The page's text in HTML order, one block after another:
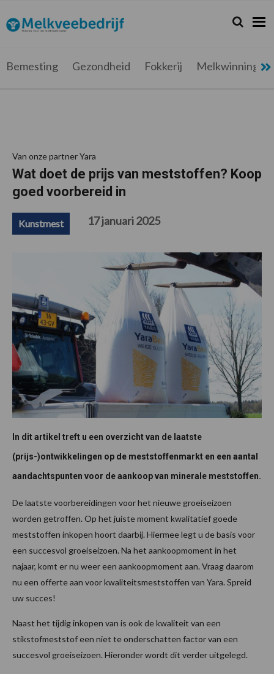
de
hoofdnavigatie
de
hoofd
de
eerste
de
voettekst
Melkveebedrijf.be
Nieuws
melkveehouder
Zoeken...
Zoek
Bemesting Gezondheid Fokkerij Melkwinning
Van onze partner Yara
Wat doet de prijs van meststoffen? Koop
goed voorbereid in
Kunstmest 17 januari 2025
In dit artikel treft u een overzicht van de laatste
(prijs-)ontwikkelingen op de meststoffenmarkt en een aantal
aandachtspunten voor de aankoop van minerale meststoffen.
De laatste voorbereidingen voor het nieuwe groeiseizoen
worden getroffen. Op het juiste moment kwalitatief goede
meststoffen inkopen hoort daarbij. Hiermee legt u de basis voor
een succesvol groeiseizoen. Na het aankoopmoment in het
najaar, komt er nu weer een aankoopmoment aan. Vraag daarom
nu een offerte aan voor kwaliteitsmeststoffen van Yara. Spreid
uw succes!
Naast het tijdig inkopen van is ook de kwaliteit van een
stikstofmeststof een niet te onderschatten factor van een
succesvol groeiseizoen. Hieronder wordt dit verder uitgelegd.